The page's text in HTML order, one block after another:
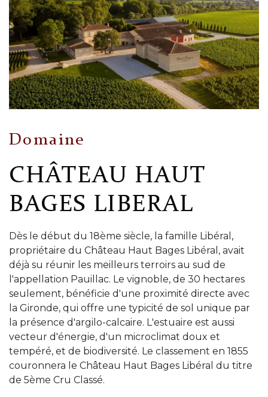
Domaine
CHÂTEAU HAUT
BAGES LIBERAL
Dès le début du 18ème siècle, la famille Libéral,
propriétaire du Château Haut Bages Libéral, avait
déjà su réunir les meilleurs terroirs au sud de
l'appellation Pauillac. Le vignoble, de 30 hectares
seulement, bénéficie d'une proximité directe avec
la Gironde, qui offre une typicité de sol unique par
la présence d'argilo-calcaire. L'estuaire est aussi
vecteur d'énergie, d'un microclimat doux et
tempéré, et de biodiversité. Le classement en 1855
couronnera le Château Haut Bages Libéral du titre
de 5ème Cru Classé.